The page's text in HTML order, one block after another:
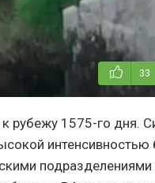
33
рубежу 1575-го дня.
подразделениями